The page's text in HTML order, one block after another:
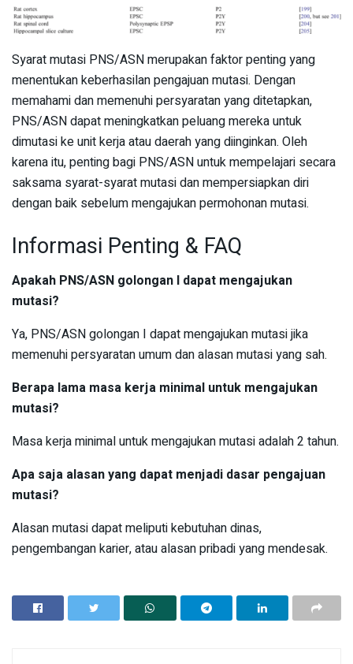
Syarat mutasi PNS/ASN merupakan faktor penting yang
menentukan keberhasilan pengajuan mutasi. Dengan
memahami dan memenuhi persyaratan yang ditetapkan,
PNS/ASN dapat meningkatkan peluang mereka untuk
dimutasi ke unit kerja atau daerah yang diinginkan. Oleh
karena itu, penting bagi PNS/ASN untuk mempelajari secara
saksama syarat-syarat mutasi dan mempersiapkan diri
dengan baik sebelum mengajukan permohonan mutasi.
Informasi Penting & FAQ
Apakah PNS/ASN golongan I dapat mengajukan
mutasi?
Ya, PNS/ASN golongan I dapat mengajukan mutasi jika
memenuhi persyaratan umum dan alasan mutasi yang sah.
Berapa lama masa kerja minimal untuk mengajukan
mutasi?
Masa kerja minimal untuk mengajukan mutasi adalah 2 tahun.
Apa saja alasan yang dapat menjadi dasar pengajuan
mutasi?
Alasan mutasi dapat meliputi kebutuhan dinas,
pengembangan karier, atau alasan pribadi yang mendesak.